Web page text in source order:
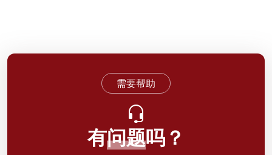
需要帮助
有问题吗？